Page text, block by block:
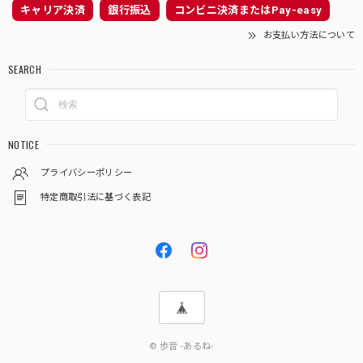
キャリア決済 銀行振込 コンビニ決済またはPay-easy
お支払い方法について
SEARCH
NOTICE
プライバシーポリシー
特定商取引法に基づく表記
© 歩音 -あるね-